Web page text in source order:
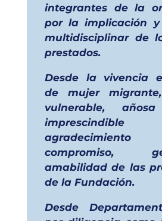
integrantes de la
por la implicación y
multidisciplinar de
prestados.
Desde la vivencia
de mujer
vulnerable,
imprescindible
compromiso,
amabilidad de las
de la Fundación.
Desde